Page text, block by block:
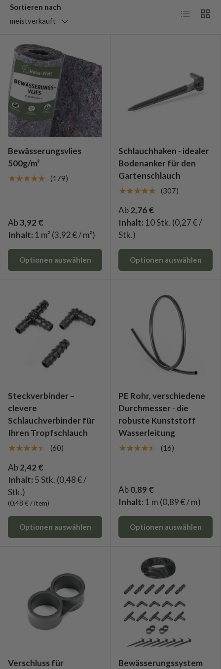
Sortieren nach
meistverkauft
Bewässerungsvlies
500g/m²
★★★★★
(179)
Ab3,92 €
Inhalt: 1 m² (3,92 € / m²)
Optionen auswählen
Schlauchhaken - idealer
Bodenanker für den
Gartenschlauch
★★★★★
(307)
Ab2,76 €
Inhalt: 10 Stk. (0,27 € /
Stk.)
Optionen auswählen
Steckverbinder –
clevere
Schlauchverbinder für
Ihren Tropfschlauch
★★★★★
(60)
Ab2,42 €
Inhalt: 5 Stk. (0,48 € /
Stk.)
Grundpreis
0,48 €/ item
Optionen auswählen
PE Rohr, verschiedene
Durchmesser - die
robuste Kunststoff
Wasserleitung
★★★★★
(16)
Ab0,89 €
Inhalt: 1 m (0,89 € / m)
Optionen auswählen
Verschluss für
Bewässerungssystem